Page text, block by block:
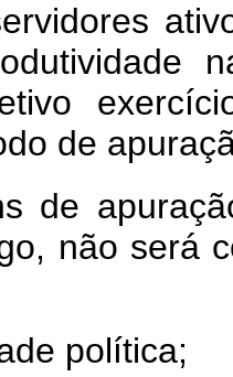
de
de
não será
política;